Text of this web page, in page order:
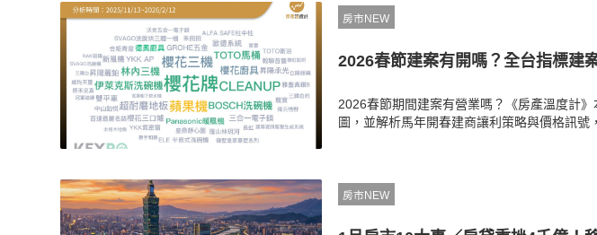
房市NEW
2026春節建案有開嗎？全台指標
2026春節期間建案有營業嗎？《房產溫度計
圖，並解析馬年開春建商讓利策略與價格訊號
房市NEW